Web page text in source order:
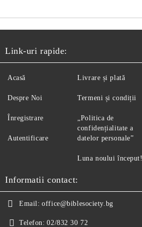
Link-uri rapide:
Acasă
Despre Noi
Înregistrare
Autentificare
Livrare și plată
Termeni și condiții
„Politica de
confidențialitate a
datelor personale”
Luna noului început!
Informatii contact:
Email: office@biblesociety.bg
Telefon: 02/832 30 72